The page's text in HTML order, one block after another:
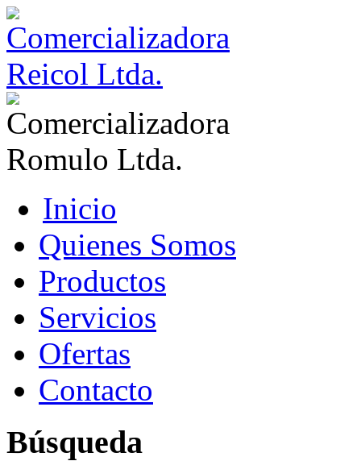
Inicio
Quienes Somos
Productos
Servicios
Ofertas
Contacto
Búsqueda